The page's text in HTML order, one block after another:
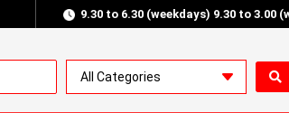
9.30 to 6.30 (weekdays) 9.30 to 3.00